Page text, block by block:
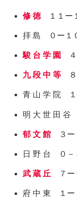
修 徳１１ー
拝 島 ０ー
駿 台 学 園 ４
九 段 中 等 ８
青 山 学 院
明 大 世 田
郁 文 館 ３ー
日 野 台 ０
武 蔵 丘 ７ー
府 中 東 １